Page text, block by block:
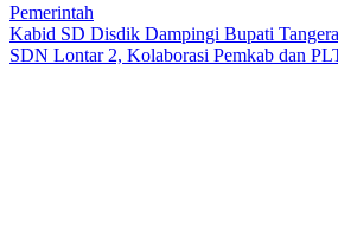
Pemerintah
Kabid SD Disdik Dampingi Bupati
SDN Lontar 2, Kolaborasi Pemkab dan